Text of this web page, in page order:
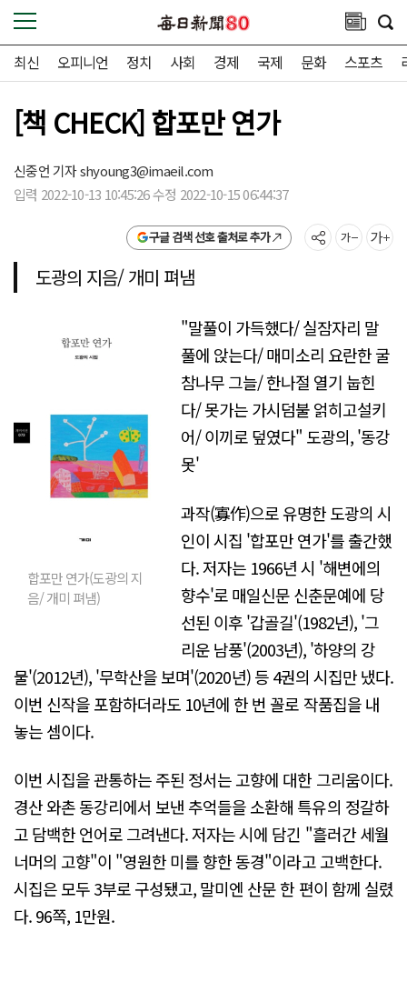
최신 오피니언 정치 사회 경제 국제 문화 스포츠
[책 CHECK] 합포만 연가
신중언 기자shyoung3@imaeil.com
입력 2022-10-13 10:45:26 수정 2022-10-15 06:44:37
구글 검색 선호 출처로 추가
도광의 지음/ 개미 펴냄
합포만 연가(도광의 지
음/ 개미 펴냄)
"말풀이 가득했다/ 실잠자리 말
풀에 앉는다/ 매미소리 요란한 굴
참나무 그늘/ 한나절 열기 눕힌
다/ 못가는 가시덤불 얽히고설키
어/ 이끼로 덮였다" 도광의, '동강
못'
과작(寡作)으로 유명한 도광의 시
인이 시집 '합포만 연가'를 출간했
다. 저자는 1966년 시 '해변에의
향수'로 매일신문 신춘문예에 당
선된 이후 '갑골길'(1982년), '그
리운 남풍'(2003년), '하양의 강
물'(2012년), '무학산을 보며'(2020년) 등 4권의 시집만 냈다.
이번 신작을 포함하더라도 10년에 한 번 꼴로 작품집을 내
놓는 셈이다.
이번 시집을 관통하는 주된 정서는 고향에 대한 그리움이다.
경산 와촌 동강리에서 보낸 추억들을 소환해 특유의 정갈하
고 담백한 언어로 그려낸다. 저자는 시에 담긴 "흘러간 세월
너머의 고향"이 "영원한 미를 향한 동경"이라고 고백한다.
시집은 모두 3부로 구성됐고, 말미엔 산문 한 편이 함께 실렸
다. 96쪽, 1만원.